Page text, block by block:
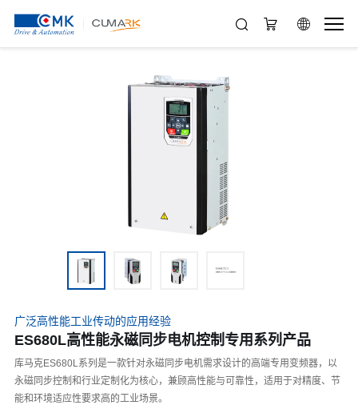
广泛高性能工业传动的应用经验
ES680L高性能永磁同步电机控制专用系列产品
库马克ES680L系列是一款针对永磁同步电机需求设计的高端专用变频器，以
永磁同步控制和行业定制化为核心，兼顾高性能与可靠性，适用于对精度、节
能和环境适应性要求高的工业场景。